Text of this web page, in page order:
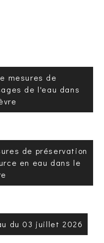
mesures de
de l'eau dans
de préservation
en eau dans le
du 03 juillet 2026